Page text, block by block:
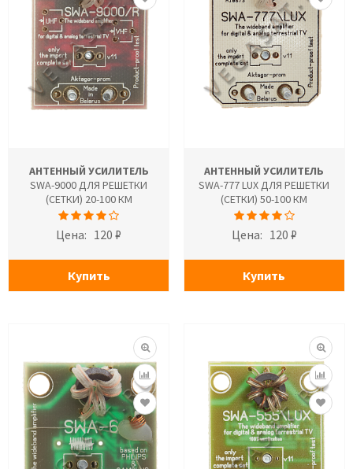
АНТЕННЫЙ УСИЛИТЕЛЬ
SWA-9000 ДЛЯ РЕШЕТКИ
(СЕТКИ) 20-100 КМ
Цена: 120 ₽
Купить
АНТЕННЫЙ УСИЛИТЕЛЬ
SWA-777 LUX ДЛЯ РЕШЕТКИ
(СЕТКИ) 50-100 КМ
Цена: 120 ₽
Купить